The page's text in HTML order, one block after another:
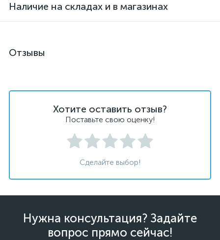
Наличие на складах и в магазинах
Отзывы
Хотите оставить отзыв?
Поставьте свою оценку!
Сделайте выбор!
Нужна консультация? Задайте
вопрос прямо сейчас!